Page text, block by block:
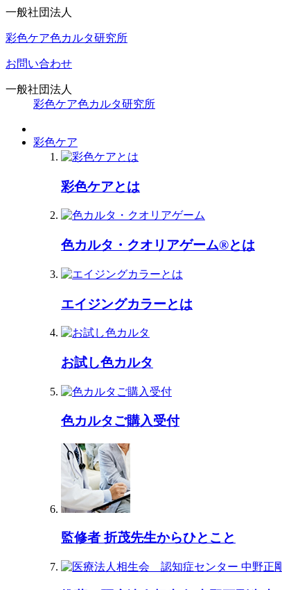
一般社団法人
彩色ケア色カルタ研究所
お問い合わせ
一般社団法人
彩色ケア色カルタ研究所
彩色ケア
彩色ケアとは
色カルタ・クオリアゲーム®とは
エイジングカラーとは
お試し色カルタ
色カルタご購入受付
監修者 折茂先生からひとこと